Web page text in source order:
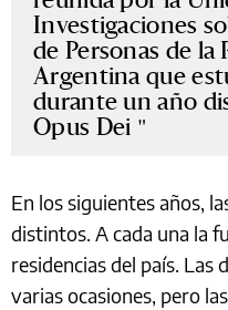
Investigaciones
de Personas de la
Argentina que
durante un año
Opus Dei
En los siguientes años,
distintos. A cada una la
residencias del país.
varias ocasiones, pero